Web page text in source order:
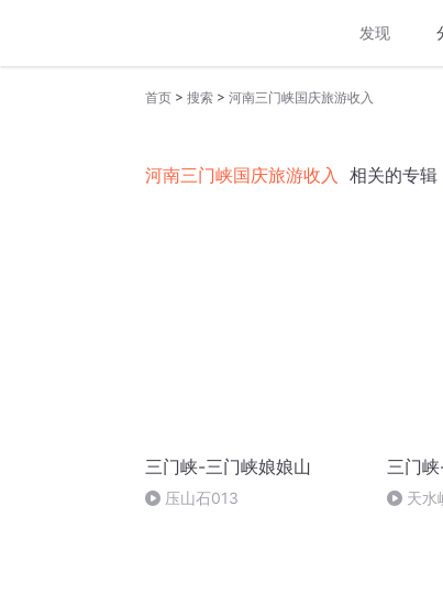
发现
首页 > 搜索 > 河南三门峡国庆旅游收入
河南三门峡国庆旅游收入 相关的专辑
三门峡-三门峡娘娘山
压山石013
三门
天水